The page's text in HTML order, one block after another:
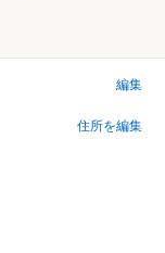
編集
住所を編集